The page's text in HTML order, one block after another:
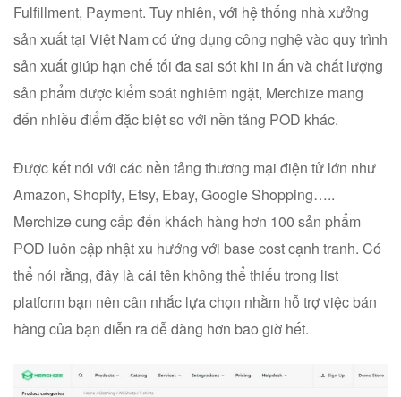
Fulfillment, Payment. Tuy nhiên, với hệ thống nhà xưởng
sản xuất tại Việt Nam có ứng dụng công nghệ vào quy trình
sản xuất giúp hạn chế tối đa sai sót khi in ấn và chất lượng
sản phẩm được kiểm soát nghiêm ngặt, Merchize mang
đến nhiều điểm đặc biệt so với nền tảng POD khác.
Được kết nói với các nền tảng thương mại điện tử lớn như
Amazon, Shopify, Etsy, Ebay, Google Shopping…..
Merchize cung cấp đến khách hàng hơn 100 sản phẩm
POD luôn cập nhật xu hướng với base cost cạnh tranh. Có
thể nói rằng, đây là cái tên không thể thiếu trong list
platform bạn nên cân nhắc lựa chọn nhằm hỗ trợ việc bán
hàng của bạn diễn ra dễ dàng hơn bao giờ hết.